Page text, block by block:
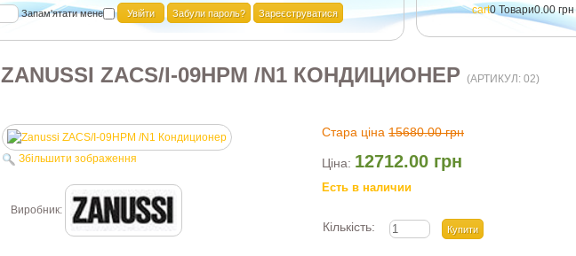
Запам'ятати мене Забули пароль? Зареєструватися 0Товари0.00 грн
ZANUSSI ZACS/I-09HPM /N1 КОНДИЦИОНЕР (АРТИКУЛ: 02)
Збільшити зображення
Виробник:
Стара ціна 15680.00 грн
Ціна: 12712.00 грн
Есть в наличии
Кількість: